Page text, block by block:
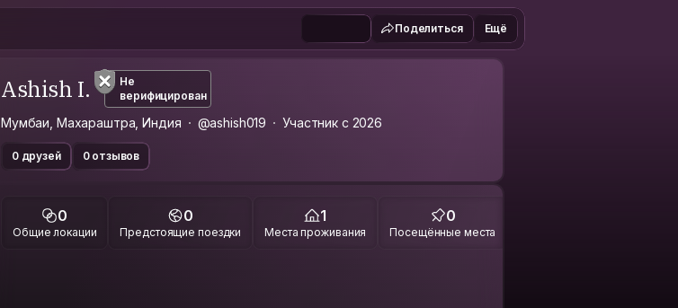
Поделиться Ещё
Ashish I.
Не
верифицирован
Мумбаи, Махараштра, Индия @ashish019 Участник с 2026
0 друзей 0 отзывов
0
Общие локации
0
Предстоящие поездки
1
Места проживания
0
Посещённые места